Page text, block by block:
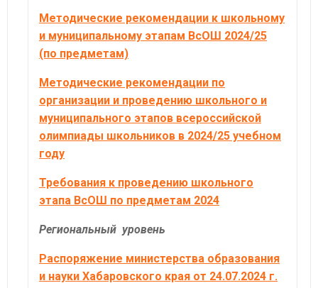
Методические рекомендации к школьному
и муниципальному этапам ВсОШ 2024/25
(по предметам)
Методические рекомендации по
организации и проведению школьного и
муниципального этапов всероссийской
олимпиады школьников в 2024/25 учебном
году
Требования к проведению школьного
этапа ВсОШ по предметам 2024
Региональный уровень
Распоряжение министерства образования
и науки Хабаровского края от 24.07.2024 г.